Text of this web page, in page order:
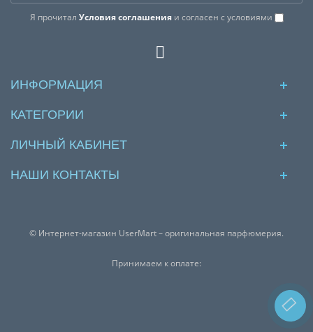
Я прочитал Условия соглашенияи согласен с условиями
ИНФОРМАЦИЯ
КАТЕГОРИИ
ЛИЧНЫЙ КАБИНЕТ
НАШИ КОНТАКТЫ
© Интернет-магазин UserMart – оригинальная парфюмерия.
Принимаем к оплате: